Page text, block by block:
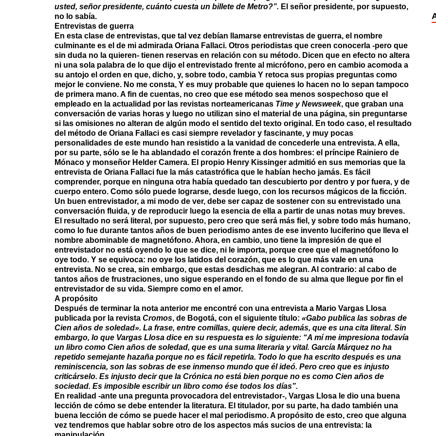
usted, señor presidente, cuánto cuesta un billete de Metro?”. El señor presidente, por supuesto,
no lo sabía.
Entrevistas de guerra
En esta clase de entrevistas, que tal vez debían llamarse entrevistas de guerra, el nombre
culminante es el de mi admirada Oriana Fallaci. Otros periodistas que creen conocerla -pero que
sin duda no la quieren- tienen reservas en relación con su método. Dicen que en efecto no altera
ni una sola palabra de lo que dijo el entrevistado frente al micrófono, pero en cambio acomoda a
su antojo el orden en que, dicho, y, sobre todo, cambia Y retoca sus propias preguntas como
mejor le conviene. No me consta, Y es muy probable que quienes lo hacen no lo sepan tampoco
de primera mano. A fin de cuentas, no creo que ese método sea menos sospechoso que el
empleado en la actualidad por las revistas norteamericanas Time y Newsweek, que graban una
conversación de varias horas y luego no utilizan sino el material de una página, sin preguntarse
si las omisiones no alteran de algún modo el sentido del texto original. En todo caso, el resultado
del método de Oriana Fallaci es casi siempre revelador y fascinante, y muy pocas
personalidades de este mundo han resistido a la vanidad de concederle una entrevista. A ella,
por su parte, sólo se le ha ablandado el corazón frente a dos hombres: el príncipe Rainiero de
Mónaco y monseñor Helder Camera. El propio Henry Kissinger admitió en sus memorias que la
entrevista de Oriana Fallaci fue la más catastrófica que le habían hecho jamás. Es fácil
comprender, porque en ninguna otra había quedado tan descubierto por dentro y por fuera, y de
cuerpo entero. Como sólo puede lograrse, desde luego, con los recursos mágicos de la ficción.
Un buen entrevistador, a mi modo de ver, debe ser capaz de sostener con su entrevistado una
conversación fluida, y de reproducir luego la esencia de ella a partir de unas notas muy breves.
El resultado no será literal, por supuesto, pero creo que será más fiel, y sobre todo más humano,
como lo fue durante tantos años de buen periodismo antes de ese invento luciferino que lleva el
nombre abominable de magnetófono. Ahora, en cambio, uno tiene la impresión de que el
entrevistador no está oyendo lo que se dice, ni le importa, porque cree que el magnetófono lo
oye todo. Y se equivoca: no oye los latidos del corazón, que es lo que más vale en una
entrevista. No se crea, sin embargo, que estas desdichas me alegran. Al contrario: al cabo de
tantos años de frustraciones, uno sigue esperando en el fondo de su alma que llegue por fin el
entrevistador de su vida. Siempre como en el amor.
A propósito
Después de terminar la nota anterior me encontré con una entrevista a Mario Vargas Llosa
publicada por la revista Cromos, de Bogotá, con el siguiente título: «Gabo publica las sobras de
Cien años de soledad». La frase, entre comillas, quiere decir, además, que es una cita literal. Sin
embargo, lo que Vargas Llosa dice en su respuesta es lo siguiente: “A mí me impresiona todavía
un libro como Cien años de soledad, que es una suma literaria y vital. García Márquez no ha
repetido semejante hazaña porque no es fácil repetirla. Todo lo que ha escrito después es una
reminiscencia, son las sobras de ese inmenso mundo que él ideó. Pero creo que es injusto
criticárselo. Es injusto decir que la Crónica no está bien porque no es como Cien años de
sociedad. Es imposible escribir un libro como ése todos los días”.
En realidad -ante una pregunta provocadora del entrevistador-, Vargas Llosa le dio una buena
lección de cómo se debe entender la literatura. El titulador, por su parte, ha dado también una
buena lección de cómo se puede hacer el mal periodismo. A propósito de esto, creo que alguna
vez tendremos que hablar sobre otro de los aspectos más sucios de una entrevista: la